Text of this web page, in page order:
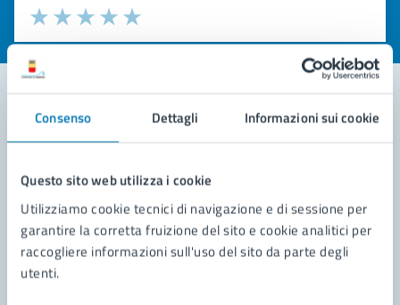
Consenso Dettagli Informazioni sui cookie
Questo sito web utilizza i cookie
Utilizziamo cookie tecnici di navigazione e di sessione per
garantire la corretta fruizione del sito e cookie analitici per
raccogliere informazioni sull'uso del sito da parte degli
utenti.
Valuta la chiarezza delle informazioni (da 1 a 5 stelle)
Seleziona il numero di stelle per valutare la chiarezza delle
Valuta 5 stelle su 5
Valuta 4 stelle su 5
Valuta 3 stelle su 5
Valuta 2 stelle su 5
Valuta 1 stelle su 5
Contatta il comune
Leggi le domande frequenti
Richiedi assistenza
Prenota appuntamento